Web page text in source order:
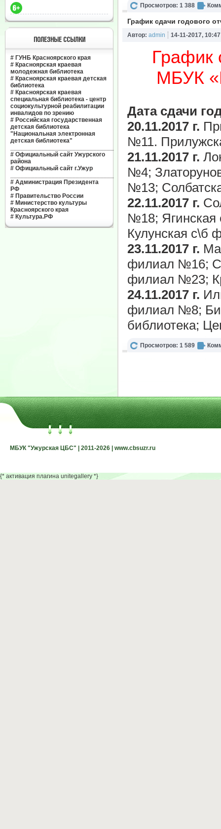
ПОЛЕЗНЫЕ ССЫЛКИ
# ГУНБ Красноярского края
# Красноярская краевая
молодежная библиотека
# Красноярская краевая детская
библиотека
# Красноярская краевая
специальная библиотека - центр
социокультурной реабилитации
инвалидов по зрению
# Российская государственная
детская библиотека
"Национальная электронная
детская библиотека"
# Официальный сайт Ужурского
района
# Официальный сайт г.Ужур
# Администрация Президента
РФ
# Правительство России
# Министерство культуры
Красноярского края
# Культура.РФ
Просмотров: 1 388
График сдачи годового
Автор: admin 14-11-2017, 10:47
График
МБУК
Дата сдачи
20.11.2017 г.
№11.
21.11.2017 г.
№4;
№13;
22.11.2017 г.
№18;
Кулунская с\б
23.11.2017 г.
филиал №16;
филиал №23;
24.11.2017 г.
филиал №8;
библиотека;
Просмотров: 1 589
МБУК "Ужурская ЦБС" | 2011-2026 | www.cbsuzr.ru
МБУК "Ужурская ЦБС" | 2011-2026 | www.cbsuzr.ru
{* активация плагина unitegallery *}